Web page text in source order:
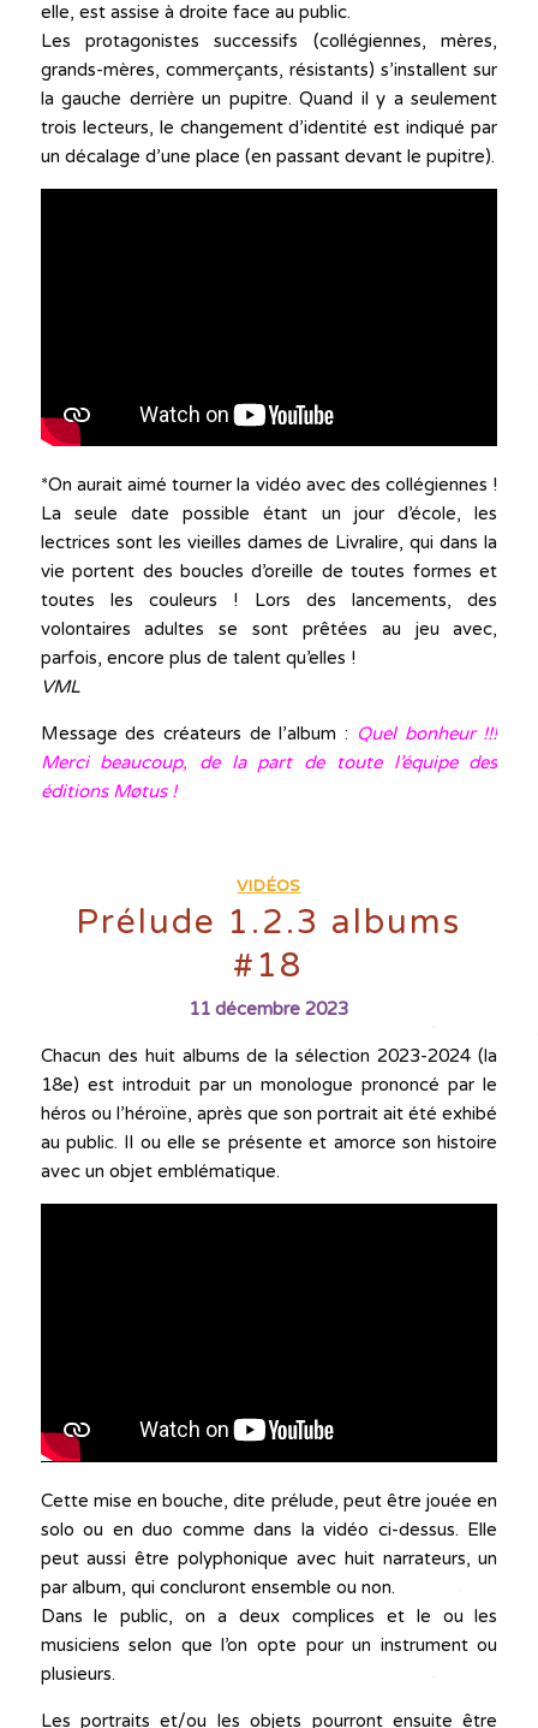
elle, est assise à droite face au public.
Les protagonistes successifs (collégiennes, mères,
grands-mères, commerçants, résistants) s’installent sur
la gauche derrière un pupitre. Quand il y a seulement
trois lecteurs, le changement d’identité est indiqué par
un décalage d’une place (en passant devant le pupitre).
*On aurait aimé tourner la vidéo avec des collégiennes !
La seule date possible étant un jour d’école, les
lectrices sont les vieilles dames de Livralire, qui dans la
vie portent des boucles d’oreille de toutes formes et
toutes les couleurs ! Lors des lancements, des
volontaires adultes se sont prêtées au jeu avec,
parfois, encore plus de talent qu’elles !
VML
Message des créateurs de l’album : Quel bonheur !!!
Merci beaucoup, de la part de toute l’équipe des
éditions Møtus !
VIDÉOS
Prélude 1.2.3 albums
#18
11 décembre 2023
Chacun des huit albums de la sélection 2023-2024 (la
18e) est introduit par un monologue prononcé par le
héros ou l’héroïne, après que son portrait ait été exhibé
au public. Il ou elle se présente et amorce son histoire
avec un objet emblématique.
Cette mise en bouche, dite prélude, peut être jouée en
solo ou en duo comme dans la vidéo ci-dessus. Elle
peut aussi être polyphonique avec huit narrateurs, un
par album, qui concluront ensemble ou non.
Dans le public, on a deux complices et le ou les
musiciens selon que l’on opte pour un instrument ou
plusieurs.
Les portraits et/ou les objets pourront ensuite être